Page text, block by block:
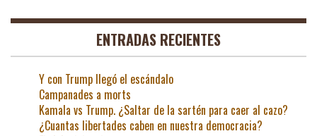
ENTRADAS RECIENTES
Y con Trump llegó el escándalo
Campanades a morts
Kamala vs Trump. ¿Saltar de la sartén para caer al cazo?
¿Cuantas libertades caben en nuestra democracia?